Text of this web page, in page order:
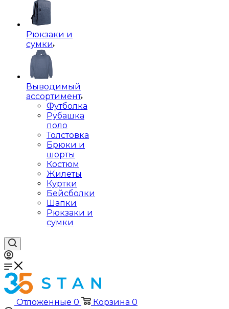
Рюкзаки и
сумки
Выводимый
ассортимент
Футболка
Рубашка
поло
Толстовка
Брюки и
шорты
Костюм
Жилеты
Куртки
Бейсболки
Шапки
Рюкзаки и
сумки
Отложенные 0 Корзина 0